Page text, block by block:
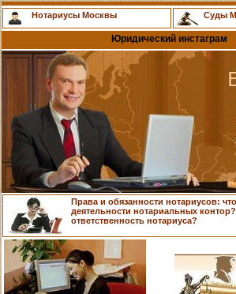
Нотариусы Москвы Суды
Юридический инстаграм
Права и обязанности нотариусов:
деятельности нотариальных
ответственность нотариуса?